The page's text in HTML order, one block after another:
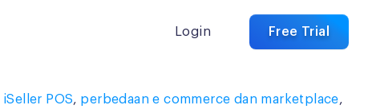
Login Free Trial
iSeller POS, perbedaan e commerce dan marketplace,